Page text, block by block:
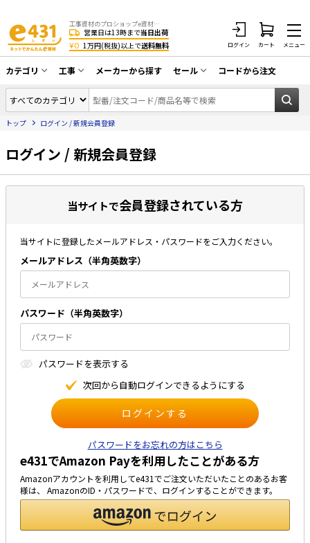
工事資材のプロショップe資材 CATV・アンテナ・防犯・光・LAN・電気・空調工事など
営業日は13時まで当日出荷
¥0 1万円(税抜)以上で送料無料 ログイン カート メニュー
カテゴリ
同軸ケーブル／テレビ用接栓／関連工具
アンテナ・取付金具・ブースター／CATV
配線補助具（モール・結束バンド・テー
プ類 他）
HDMIケーブル・周辺機器／RCAケーブル
光ファイバー・融着接続機関連
LANケーブル・コネクタ・関連資材/機器
ネットワーク機器
エアコン・換気扇・空調資材
太陽光発電ケーブル・コネクタ・関連資
材/機器
電源ケーブル／コネクタ／分電盤／ブレ
照明・照明器具
電源タップ・延長コード
スイッチ・コンセント（配線器具）
PF管/FEP管/CD管/情報線保護管
ボックス・ビニル電線管付属品・引き込
工事
CATV・アンテナ工事
光工事・FTTH工事
エアコン・換気扇工事
防犯カメラ工事
LAN配線工事
電気配管工事
メーカーから探す セール
在庫一掃セール
コードから注文
トップ ログイン / 新規会員登録
ログイン / 新規会員登録
当サイトで会員登録されている方
当サイトに登録したメールアドレス・パスワードをご入力ください。
メールアドレス（半⾓英数字）
パスワード（半⾓英数字）
パスワードを表⽰する
次回から⾃動ログインできるようにする
パスワードをお忘れの方はこちら
e431でAmazon Payを利用したことがある方
Amazonアカウントを利用してe431でご注文いただいたことのあるお客
様は、 AmazonのID・パスワードで、ログインすることができます。